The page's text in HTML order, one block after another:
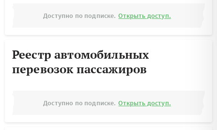
Доступно по подписке. Открыть доступ.
Реестр автомобильных
перевозок пассажиров
Доступно по подписке. Открыть доступ.